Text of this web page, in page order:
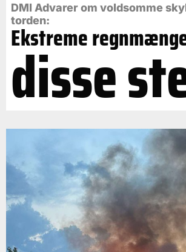
DMI Advarer om voldsomme
torden:
Ekstreme
disse